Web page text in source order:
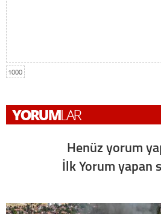
1000
Henüz yorum
İlk Yorum yapan